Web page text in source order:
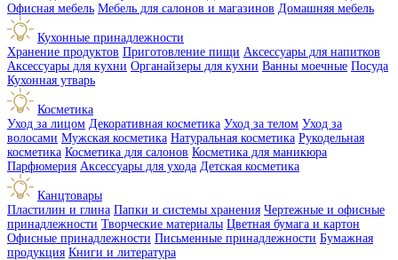
Офисная мебель Мебель для салонов и магазинов Домашняя мебель
Кухонные принадлежности
Хранение продуктов Приготовление пищи Аксессуары для напитков
Аксессуары для кухни Органайзеры для кухни Ванны моечные Посуда
Кухонная утварь
Косметика
Уход за лицом Декоративная косметика Уход за телом Уход за
волосами Мужская косметика Натуральная косметика Рукодельная
косметика Косметика для салонов Косметика для маникюра
Парфюмерия Аксессуары для ухода Детская косметика
Канцтовары
Пластилин и глина Папки и системы хранения Чертежные и офисные
принадлежности Творческие материалы Цветная бумага и картон
Офисные принадлежности Письменные принадлежности Бумажная
продукция Книги и литература